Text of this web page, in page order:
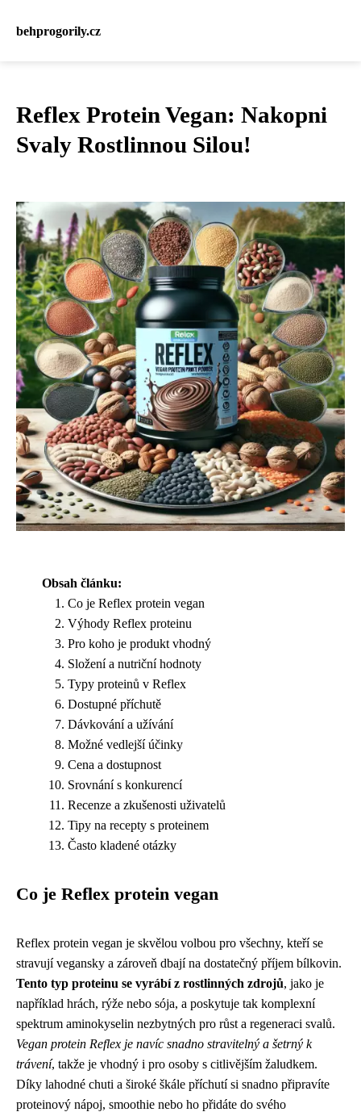
behprogorily.cz
Reflex Protein Vegan: Nakopni
Svaly Rostlinnou Silou!
Obsah článku:
Co je Reflex protein vegan
Výhody Reflex proteinu
Pro koho je produkt vhodný
Složení a nutriční hodnoty
Typy proteinů v Reflex
Dostupné příchutě
Dávkování a užívání
Možné vedlejší účinky
Cena a dostupnost
Srovnání s konkurencí
Recenze a zkušenosti uživatelů
Tipy na recepty s proteinem
Často kladené otázky
Co je Reflex protein vegan
Reflex protein vegan je skvělou volbou pro všechny, kteří se
stravují vegansky a zároveň dbají na dostatečný příjem bílkovin.
Tento typ proteinu se vyrábí z rostlinných zdrojů, jako je
například hrách, rýže nebo sója, a poskytuje tak komplexní
spektrum aminokyselin nezbytných pro růst a regeneraci svalů.
Vegan protein Reflex je navíc snadno stravitelný a šetrný k
trávení, takže je vhodný i pro osoby s citlivějším žaludkem.
Díky lahodné chuti a široké škále příchutí si snadno připravíte
proteinový nápoj, smoothie nebo ho přidáte do svého